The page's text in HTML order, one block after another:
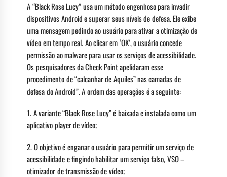
A “Black Rose Lucy” usa um método engenhoso para invadir
dispositivos Android e superar seus níveis de defesa. Ele exibe
uma mensagem pedindo ao usuário para ativar a otimização de
vídeo em tempo real. Ao clicar em ‘OK’, o usuário concede
permissão ao malware para usar os serviços de acessibilidade.
Os pesquisadores da Check Point apelidaram esse
procedimento de “calcanhar de Aquiles” nas camadas de
defesa do Android”. A ordem das operações é a seguinte:
1. A variante “Black Rose Lucy” é baixada e instalada como um
aplicativo player de vídeo;
2. O objetivo é enganar o usuário para permitir um serviço de
acessibilidade e fingindo habilitar um serviço falso, VSO –
otimizador de transmissão de vídeo;